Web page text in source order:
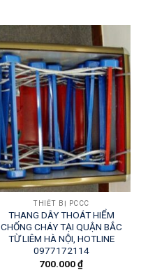
THIẾT BỊ PCCC
THANG DÂY THOÁT HIỂM
CHỐNG CHÁY TẠI QUẬN BẮC
TỪ LIÊM HÀ NỘI, HOTLINE
0977172114
700.000₫